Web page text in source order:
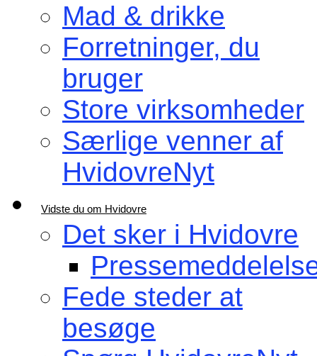
Mad & drikke
Forretninger, du
bruger
Store virksomheder
Særlige venner af
HvidovreNyt
Vidste du om Hvidovre
Det sker i Hvidovre
Fede steder at
besøge